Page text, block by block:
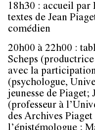
18h30 : accueil par
textes de Jean
comédien
20h00 à 22h00 :
Scheps
avec la
(psychologue,
jeunesse de Piaget;
(professeur à
des Archives